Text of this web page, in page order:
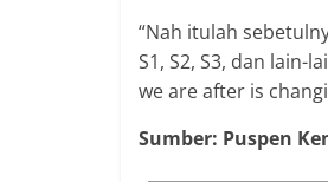
“Nah itulah
S1, S2, S3, dan
we are after is
Sumber: Puspen